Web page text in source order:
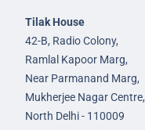
Tilak House
42-B, Radio Colony,
Ramlal Kapoor Marg,
Near Parmanand Marg,
Mukherjee Nagar Centre,
North Delhi - 110009